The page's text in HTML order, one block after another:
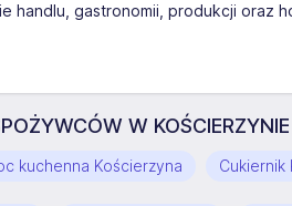
handlu, gastronomii, produkcji oraz
W
kuchenna Kościerzyna Cukiernik